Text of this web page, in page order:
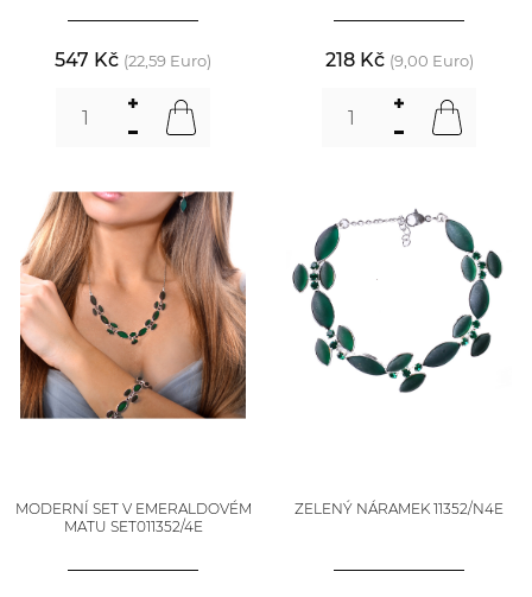
547 Kč (22,59 Euro) 218 Kč (9,00 Euro)
MODERNÍ SET V EMERALDOVÉM
MATU SET011352/4E
ZELENÝ NÁRAMEK 11352/N4E